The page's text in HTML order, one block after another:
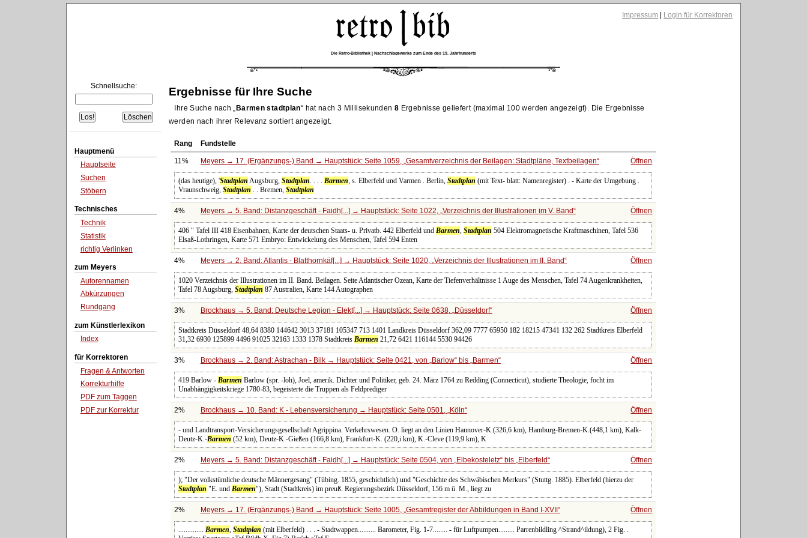
Impressum Login für Korrektoren
Die Retro-Bibliothek | Nachschlagewerke zum Ende des 19. Jahrhunderts
Schnellsuche:
Hauptmenü
Hauptseite
Suchen
Stöbern
Technisches
Technik
Statistik
richtig Verlinken
zum Meyers
Autorennamen
Abkürzungen
Rundgang
zum Künstlerlexikon
Index
für Korrektoren
Fragen & Antworten
Korrekturhilfe
PDF zum Taggen
PDF zur Korrektur
Ergebnisse für Ihre Suche
Ihre Suche nach Barmen stadtplan hat nach 3 Millisekunden 8 Ergebnisse geliefert (maximal 100 werden angezeigt). Die Ergebnisse
werden nach ihrer Relevanz sortiert angezeigt.
Rang Fundstelle
11% Meyers → 17. (Ergänzungs-) Band → Hauptstück: Seite 1059, Gesamtverzeichnis der Beilagen: Stadtpläne, Textbeilagen Öffnen
(das heutige), 'Stadtplan Augsburg,Stadtplan. . . .Barmen, s. Elberfeld und Varmen . Berlin,Stadtplan (mit Text- blatt: Namenregister) . - Karte der Umgebung .
Vraunschweig,Stadtplan . . Bremen,Stadtplan
4% Meyers → 5. Band: Distanzgeschäft - Faidh[...] → Hauptstück: Seite 1022, Verzeichnis der Illustrationen im V. Band Öffnen
406 " Tafel III 418 Eisenbahnen, Karte der deutschen Staats- u. Privatb. 442 Elberfeld undBarmen,Stadtplan 504 Elektromagnetische Kraftmaschinen, Tafel 536
Elsaß-Lothringen, Karte 571 Embryo: Entwickelung des Menschen, Tafel 594 Enten
4% Meyers → 2. Band: Atlantis - Blatthornkäf[...] → Hauptstück: Seite 1020, Verzeichnis der Illustrationen im II. Band Öffnen
1020 Verzeichnis der Illustrationen im II. Band. Beilagen. Seite Atlantischer Ozean, Karte der Tiefenverhältnisse 1 Auge des Menschen, Tafel 74 Augenkrankheiten,
Tafel 78 Augsburg,Stadtplan 87 Australien, Karte 144 Autographen
3% Brockhaus → 5. Band: Deutsche Legion - Elekt[...] → Hauptstück: Seite 0638, Düsseldorf Öffnen
Stadtkreis Düsseldorf 48,64 8380 144642 3013 37181 105347 713 1401 Landkreis Düsseldorf 362,09 7777 65950 182 18215 47341 132 262 Stadtkreis Elberfeld
31,32 6930 125899 4496 91025 32163 1333 1378 StadtkreisBarmen 21,72 6421 116144 5530 94426
3% Brockhaus → 2. Band: Astrachan - Bilk → Hauptstück: Seite 0421, von Barlow bis Barmen Öffnen
419 Barlow -Barmen Barlow (spr. -loh), Joel, amerik. Dichter und Politiker, geb. 24. März 1764 zu Redding (Connecticut), studierte Theologie, focht im
Unabhängigkeitskriege 1780-83, begeisterte die Truppen als Feldprediger
2% Brockhaus → 10. Band: K - Lebensversicherung → Hauptstück: Seite 0501, Köln Öffnen
- und Landtransport-Versicherungsgesellschaft Agrippina. Verkehrswesen. O. liegt an den Linien Hannover-K.(326,6 km), Hamburg-Bremen-K.(448,1 km), Kalk-
Deutz-K.-Barmen (52 km), Deutz-K.-Gießen (166,8 km), Frankfurt-K. (220,i km), K.-Cleve (119,9 km), K
2% Meyers → 5. Band: Distanzgeschäft - Faidh[...] → Hauptstück: Seite 0504, von Elbekosteletz bis Elberfeld Öffnen
); "Der volkstümliche deutsche Männergesang" (Tübing. 1855, geschichtlich) und "Geschichte des Schwäbischen Merkurs" (Stuttg. 1885). Elberfeld (hierzu der
Stadtplan "E. undBarmen"), Stadt (Stadtkreis) im preuß. Regierungsbezirk Düsseldorf, 156 m ü. M., liegt zu
2% Meyers → 17. (Ergänzungs-) Band → Hauptstück: Seite 1005, Gesamtregister der Abbildungen in Band I-XVII Öffnen
..............Barmen,Stadtplan (mit Elberfeld) . . . - Stadtwappen.......... Barometer, Fig. 1-7........ - für Luftpumpen......... Parrenbildling ^Strand^ildung), 2 Fig. .